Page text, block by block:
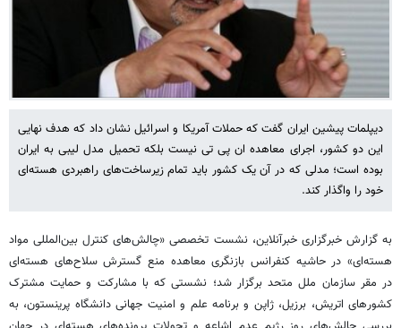
دیپلمات پیشین ایران گفت که حملات آمریکا و اسرائیل نشان داد که هدف نهایی
این دو کشور، اجرای معاهده ان پی تی نیست بلکه تحمیل مدل لیبی به ایران
بوده است؛ مدلی که در آن یک کشور باید تمام زیرساخت‌های راهبردی هسته‌ای
خود را واگذار کند.
به گزارش خبرگزاری خبرآنلاین، نشست تخصصی «چالش‌های کنترل بین‌المللی مواد
هسته‌ای» در حاشیه کنفرانس بازنگری معاهده منع گسترش سلاح‌های هسته‌ای
در مقر سازمان ملل متحد برگزار شد؛ نشستی که با مشارکت و حمایت مشترک
کشورهای اتریش، برزیل، ژاپن و برنامه علم و امنیت جهانی دانشگاه پرینستون، به